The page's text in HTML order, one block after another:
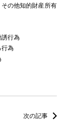
の他知的財産所有
誘行為
行為
次の記事